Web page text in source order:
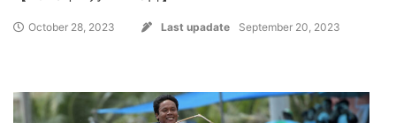
October 28, 2023 Last upadate September 20, 2023